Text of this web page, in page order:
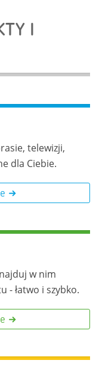
I
telewizji,
dla Ciebie.
w nim
- łatwo i szybko.